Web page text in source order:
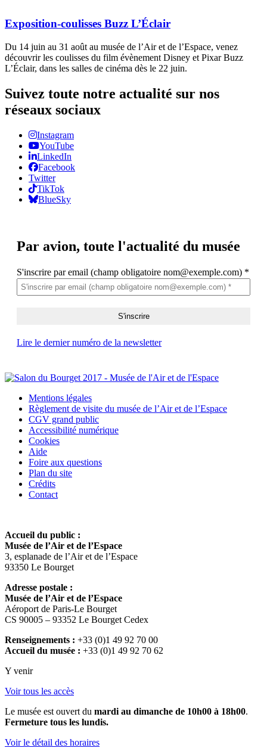
Exposition-coulisses Buzz L’Éclair
Du 14 juin au 31 août au musée de l’Air et de l’Espace, venez
découvrir les coulisses du film évènement Disney et Pixar Buzz
L’Éclair, dans les salles de cinéma dès le 22 juin.
Suivez toute notre actualité sur nos
réseaux sociaux
Instagram
YouTube
LinkedIn
Facebook
Twitter
TikTok
BlueSky
Par avion, toute l'actualité du musée
S'inscrire par email (champ obligatoire nom@exemple.com) *
Lire le dernier numéro de la newsletter
Mentions légales
Règlement de visite du musée de l’Air et de l’Espace
CGV grand public
Accessibilité numérique
Cookies
Aide
Foire aux questions
Plan du site
Crédits
Contact
Accueil du public :
Musée de l’Air et de l’Espace
3, esplanade de l’Air et de l’Espace
93350 Le Bourget
Adresse postale :
Musée de l’Air et de l’Espace
Aéroport de Paris-Le Bourget
CS 90005 – 93352 Le Bourget Cedex
Renseignements : +33 (0)1 49 92 70 00
Accueil du musée : +33 (0)1 49 92 70 62
Y venir
Voir tous les accès
Le musée est ouvert du mardi au dimanche de 10h00 à 18h00.
Fermeture tous les lundis.
Voir le détail des horaires